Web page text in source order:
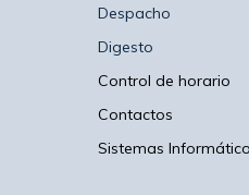
Despacho
Digesto
Control de horario
Contactos
Sistemas